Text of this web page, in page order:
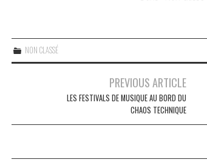
NON CLASSÉ
PREVIOUS ARTICLE
LES FESTIVALS DE MUSIQUE AU BORD DU
CHAOS TECHNIQUE